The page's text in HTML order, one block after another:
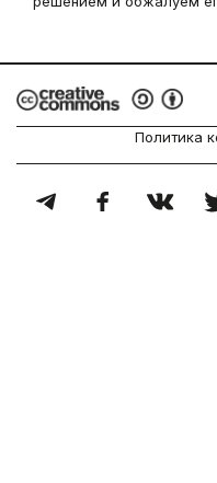
Политика